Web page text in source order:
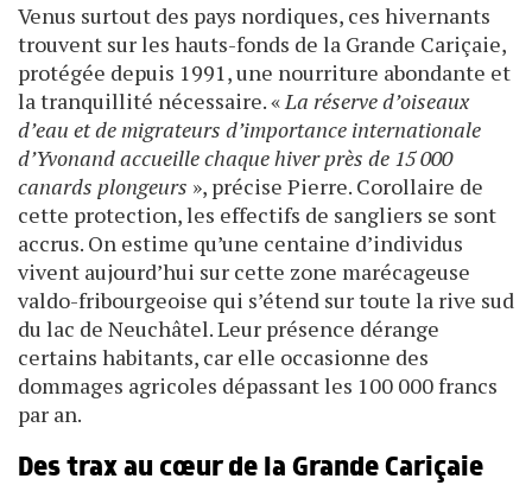
Venus surtout des pays nordiques, ces hivernants
trouvent sur les hauts-fonds de la Grande Cariçaie,
protégée depuis 1991, une nourriture abondante et
la tranquillité nécessaire. «La réserve d’oiseaux
d’eau et de migrateurs d’importance internationale
d’Yvonand accueille chaque hiver près de 15 000
canards plongeurs », précise Pierre. Corollaire de
cette protection, les effectifs de sangliers se sont
accrus. On estime qu’une centaine d’individus
vivent aujourd’hui sur cette zone marécageuse
valdo-fribourgeoise qui s’étend sur toute la rive sud
du lac de Neuchâtel. Leur présence dérange
certains habitants, car elle occasionne des
dommages agricoles dépassant les 100 000 francs
par an.
Des trax au cœur de la Grande Cariçaie